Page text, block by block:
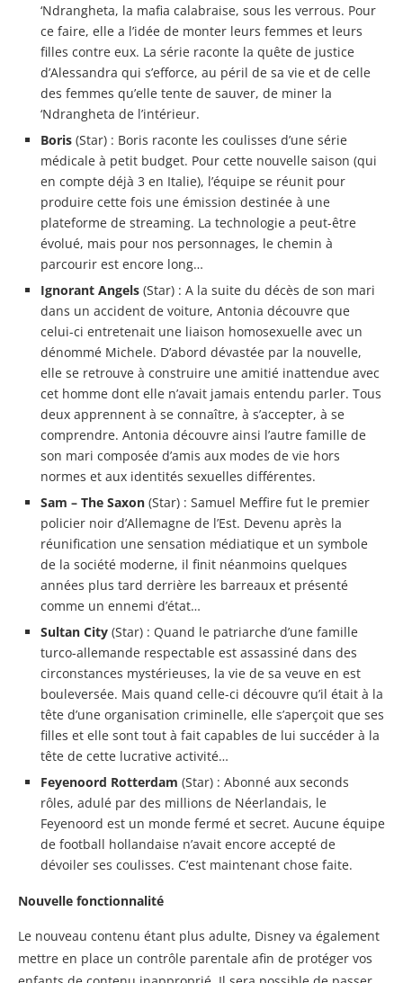
‘Ndrangheta, la mafia calabraise, sous les verrous. Pour
ce faire, elle a l’idée de monter leurs femmes et leurs
filles contre eux. La série raconte la quête de justice
d’Alessandra qui s’efforce, au péril de sa vie et de celle
des femmes qu’elle tente de sauver, de miner la
‘Ndrangheta de l’intérieur.
Boris (Star) : Boris raconte les coulisses d’une série
médicale à petit budget. Pour cette nouvelle saison (qui
en compte déjà 3 en Italie), l’équipe se réunit pour
produire cette fois une émission destinée à une
plateforme de streaming. La technologie a peut-être
évolué, mais pour nos personnages, le chemin à
parcourir est encore long…
Ignorant Angels (Star) : A la suite du décès de son mari
dans un accident de voiture, Antonia découvre que
celui-ci entretenait une liaison homosexuelle avec un
dénommé Michele. D’abord dévastée par la nouvelle,
elle se retrouve à construire une amitié inattendue avec
cet homme dont elle n’avait jamais entendu parler. Tous
deux apprennent à se connaître, à s’accepter, à se
comprendre. Antonia découvre ainsi l’autre famille de
son mari composée d’amis aux modes de vie hors
normes et aux identités sexuelles différentes.
Sam – The Saxon (Star) : Samuel Meffire fut le premier
policier noir d’Allemagne de l’Est. Devenu après la
réunification une sensation médiatique et un symbole
de la société moderne, il finit néanmoins quelques
années plus tard derrière les barreaux et présenté
comme un ennemi d’état…
Sultan City (Star) : Quand le patriarche d’une famille
turco-allemande respectable est assassiné dans des
circonstances mystérieuses, la vie de sa veuve en est
bouleversée. Mais quand celle-ci découvre qu’il était à la
tête d’une organisation criminelle, elle s’aperçoit que ses
filles et elle sont tout à fait capables de lui succéder à la
tête de cette lucrative activité…
Feyenoord Rotterdam (Star) : Abonné aux seconds
rôles, adulé par des millions de Néerlandais, le
Feyenoord est un monde fermé et secret. Aucune équipe
de football hollandaise n’avait encore accepté de
dévoiler ses coulisses. C’est maintenant chose faite.
Nouvelle fonctionnalité
Le nouveau contenu étant plus adulte, Disney va également
mettre en place un contrôle parentale afin de protéger vos